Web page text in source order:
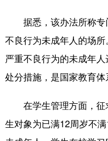
据悉，该办法所称专
不良行为未成年人的场
严重不良行为的未成年
处分措施，是国家教育体
在学生管理方面，征
生对象为已满12周岁不